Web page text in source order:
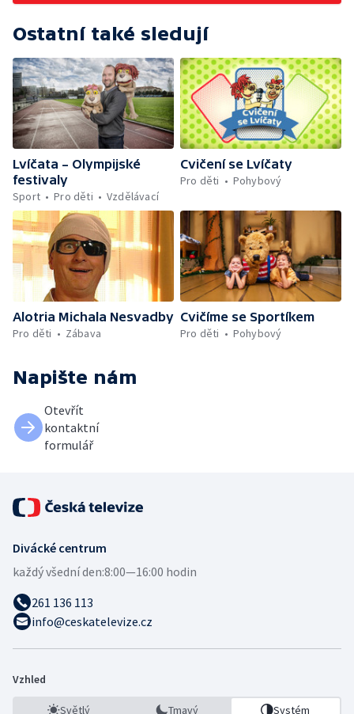
Ostatní také sledují
Lvíčata – Olympijské
festivaly
Sport
Pro děti Vzdělávací
Cvičení se Lvíčaty
Pro děti
Pohybový
Alotria Michala Nesvadby
Pro děti
Zábava
Cvičíme se Sportíkem
Pro děti
Pohybový
Napište nám
Otevřít
kontaktní
formulář
Divácké centrum
každý všední den:8:00—16:00 hodin
261 136 113
info@ceskatelevize.cz
Vzhled
Světlý Tmavý Systém